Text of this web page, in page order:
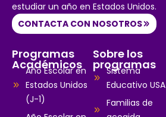
estudiar un año en Estados Unidos.
CONTACTA CON NOSOTROS
Programas
Académicos
Año Escolar en
Estados Unidos
(J-1)
Sobre los
programas
Sistema
Educativo USA
Familias de